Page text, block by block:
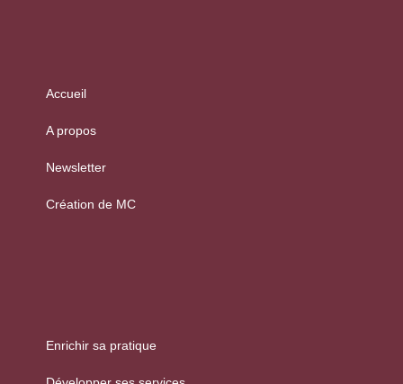
Accueil
A propos
Newsletter
Création de MC
Enrichir sa pratique